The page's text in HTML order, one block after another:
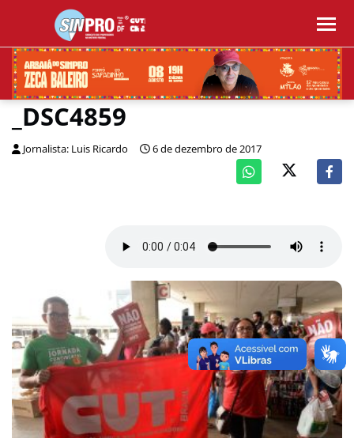
_DSC4859
Jornalista: Luis Ricardo 6 de dezembro de 2017